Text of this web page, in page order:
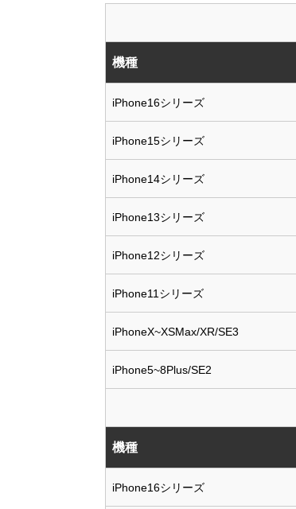
機種
iPhone16シリーズ
iPhone15シリーズ
iPhone14シリーズ
iPhone13シリーズ
iPhone12シリーズ
iPhone11シリーズ
iPhoneX~XSMax/XR/SE3
iPhone5~8Plus/SE2
機種
iPhone16シリーズ